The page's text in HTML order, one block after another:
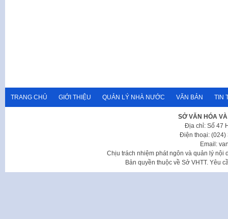
TRANG CHỦ GIỚI THIỆU QUẢN LÝ NHÀ NƯỚC VĂN BẢN TIN
SỞ VĂN HÓA
Địa chỉ: Số 47
Điện thoại: (024)
Email:
Chịu trách nhiệm phát ngôn và quản lý nội
Bản quyền thuộc về Sở VHTT. Yêu